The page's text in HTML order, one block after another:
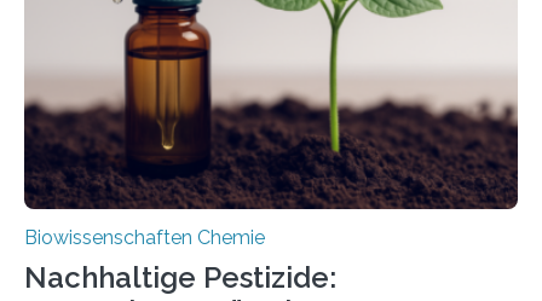
fossile Nachweis einer Stechmückenlarve in Bernstein
stellt gleichzeitig den ersten Fossilfund einer
Mückenlarve aus dem Mesozoikum dar, denn…
Biowissenschaften Chemie
Nachhaltige Pestizide: